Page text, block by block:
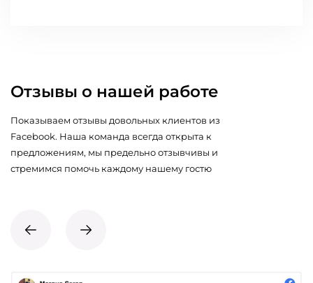
Отзывы о нашей работе
Показываем отзывы довольных клиентов из
Facebook. Наша команда всегда открыта к
предложениям, мы предельно отзывчивы и
стремимся помочь каждому нашему гостю